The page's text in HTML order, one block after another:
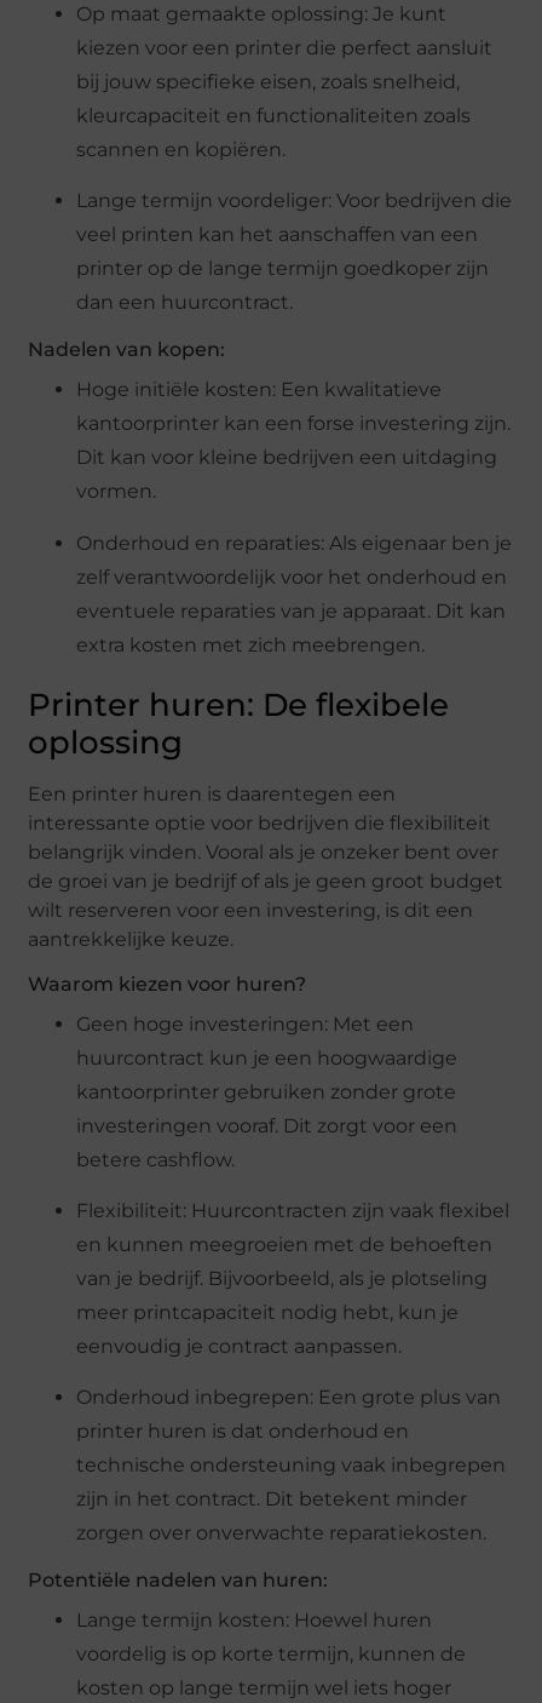
Op maat gemaakte oplossing: Je kunt
kiezen voor een printer die perfect aansluit
bij jouw specifieke eisen, zoals snelheid,
kleurcapaciteit en functionaliteiten zoals
scannen en kopiëren.
Lange termijn voordeliger: Voor bedrijven die
veel printen kan het aanschaffen van een
printer op de lange termijn goedkoper zijn
dan een huurcontract.
Nadelen van kopen:
Hoge initiële kosten: Een kwalitatieve
kantoorprinter kan een forse investering zijn.
Dit kan voor kleine bedrijven een uitdaging
vormen.
Onderhoud en reparaties: Als eigenaar ben je
zelf verantwoordelijk voor het onderhoud en
eventuele reparaties van je apparaat. Dit kan
extra kosten met zich meebrengen.
Printer huren: De flexibele
oplossing
Een printer huren is daarentegen een
interessante optie voor bedrijven die flexibiliteit
belangrijk vinden. Vooral als je onzeker bent over
de groei van je bedrijf of als je geen groot budget
wilt reserveren voor een investering, is dit een
aantrekkelijke keuze.
Waarom kiezen voor huren?
Geen hoge investeringen: Met een
huurcontract kun je een hoogwaardige
kantoorprinter gebruiken zonder grote
investeringen vooraf. Dit zorgt voor een
betere cashflow.
Flexibiliteit: Huurcontracten zijn vaak flexibel
en kunnen meegroeien met de behoeften
van je bedrijf. Bijvoorbeeld, als je plotseling
meer printcapaciteit nodig hebt, kun je
eenvoudig je contract aanpassen.
Onderhoud inbegrepen: Een grote plus van
printer huren is dat onderhoud en
technische ondersteuning vaak inbegrepen
zijn in het contract. Dit betekent minder
zorgen over onverwachte reparatiekosten.
Potentiële nadelen van huren:
Lange termijn kosten: Hoewel huren
voordelig is op korte termijn, kunnen de
kosten op lange termijn wel iets hoger